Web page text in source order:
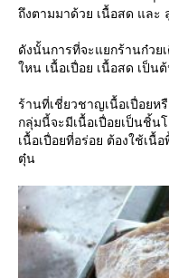
ถึงตามมาด้วย เนื้อสด และ
ดังนั้นการที่จะแยกร้านก๋วย
หน เนื้อเปื่อย เนื้อสด เป็น
ร้านที่เชี่ยวชาญเนื้อเปื่อยห
กลุ่มนี้จะมีเนื้อเปื่อยเป็นชิ้น
เนื้อเปื่อยที่อร่อย ต้องใช้เนื้
ตุ๋น